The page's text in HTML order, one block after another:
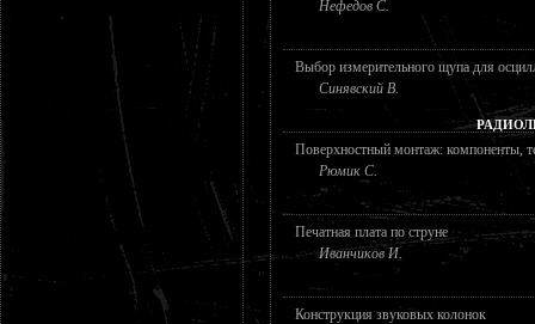
Нефедов С.
Выбор измерительного щупа для
Синявский В.
Поверхностный монтаж: компоненты,
Рюмик С.
Печатная плата по струне
Иванчиков И.
Конструкция звуковых колонок